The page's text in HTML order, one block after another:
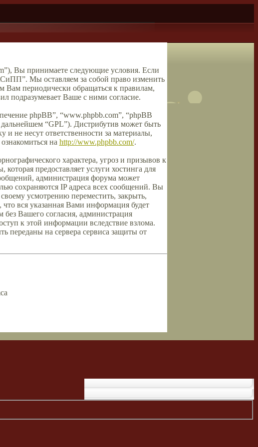
Вы принимаете следующие условия. Если
Мы оставляем за собой право изменить
Вам периодически обращаться к правилам,
подразумевает Ваше с ними согласие.
phpBB”, “www.phpbb.com”, “phpBB
“GPL”). Дистрибутив может быть
не несут ответственности за материалы,
на http://www.phpbb.com/.
характера, угроз и призывов к
предоставляет услуги хостинга для
администрация форума может
сохраняются IP адреса всех сообщений. Вы
усмотрению переместить, закрыть,
вся указанная Вами информация будет
Вашего согласия, администрация
к этой информации вследствие взлома.
переданы на сервера сервиса защиты от